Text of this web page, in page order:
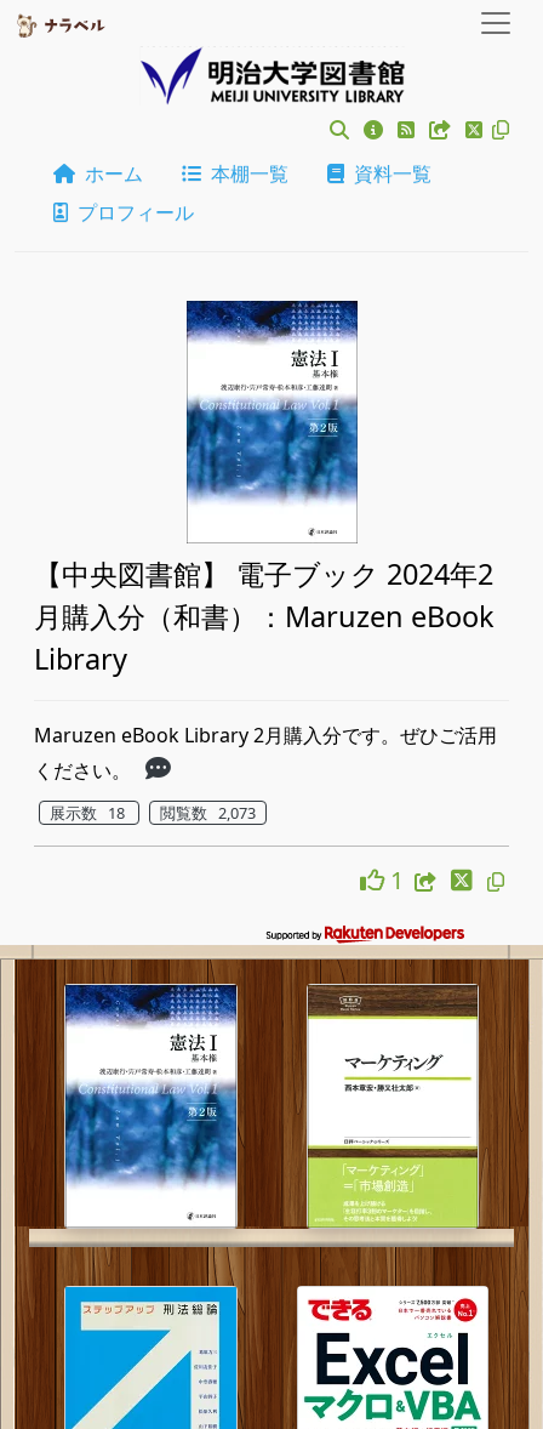
ホーム 本棚一覧
資料一覧
プロフィール
【中央図書館】 電子ブック 2024年2
月購入分（和書）：Maruzen eBook
Library
Maruzen eBook Library 2月購入分です。ぜひご活用
ください。
展示数 18 閲覧数 2,073
1